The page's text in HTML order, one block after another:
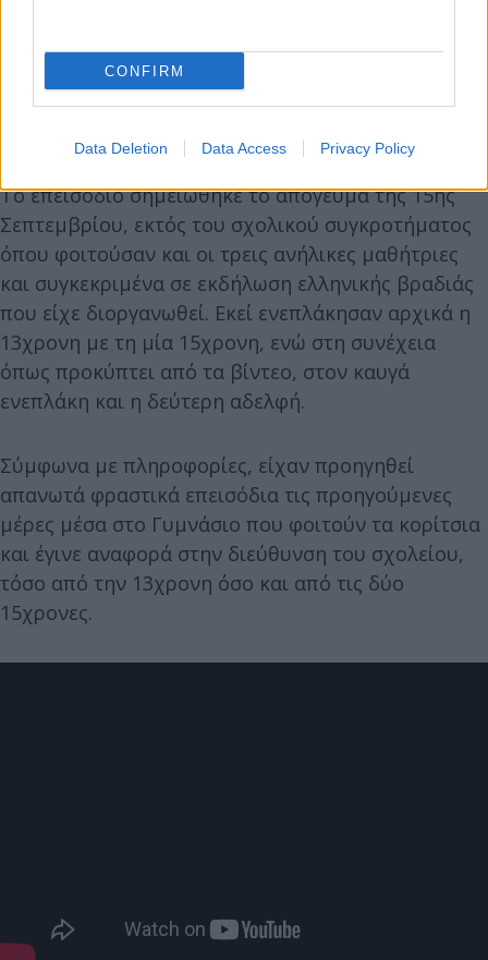
CONFIRM
Data Deletion Data Access Privacy Policy
Το επεισόδιο σημειώθηκε το απόγευμα της 15ης
Σεπτεμβρίου, εκτός του σχολικού συγκροτήματος
όπου φοιτούσαν και οι τρεις ανήλικες μαθήτριες
και συγκεκριμένα σε εκδήλωση ελληνικής βραδιάς
που είχε διοργανωθεί. Εκεί ενεπλάκησαν αρχικά η
13χρονη με τη μία 15χρονη, ενώ στη συνέχεια
όπως προκύπτει από τα βίντεο, στον καυγά
ενεπλάκη και η δεύτερη αδελφή.
Σύμφωνα με πληροφορίες, είχαν προηγηθεί
απανωτά φραστικά επεισόδια τις προηγούμενες
μέρες μέσα στο Γυμνάσιο που φοιτούν τα κορίτσια
και έγινε αναφορά στην διεύθυνση του σχολείου,
τόσο από την 13χρονη όσο και από τις δύο
15χρονες.